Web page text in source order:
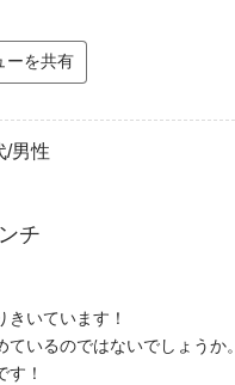
ーを共有
/男性
チ
きいています！
いるのではないでしょうか。
す！